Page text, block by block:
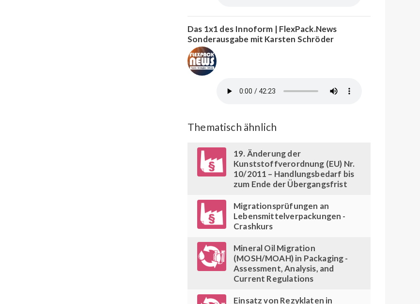
Das 1x1 des Innoform | FlexPack.News
Sonderausgabe mit Karsten Schröder
Thematisch ähnlich
19. Änderung der
Kunststoffverordnung (EU) Nr.
10/2011 – Handlungsbedarf bis
zum Ende der Übergangsfrist
Migrationsprüfungen an
Lebensmittelverpackungen -
Crashkurs
Mineral Oil Migration
(MOSH/MOAH) in Packaging -
Assessment, Analysis, and
Current Regulations
Einsatz von Rezyklaten in